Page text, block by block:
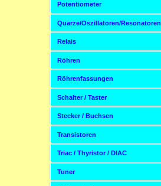
Potentiometer
Quarze/Oszillatoren/Resonatoren
Relais
Röhren
Röhrenfassungen
Schalter / Taster
Stecker / Buchsen
Transistoren
Triac / Thyristor / DIAC
Tuner